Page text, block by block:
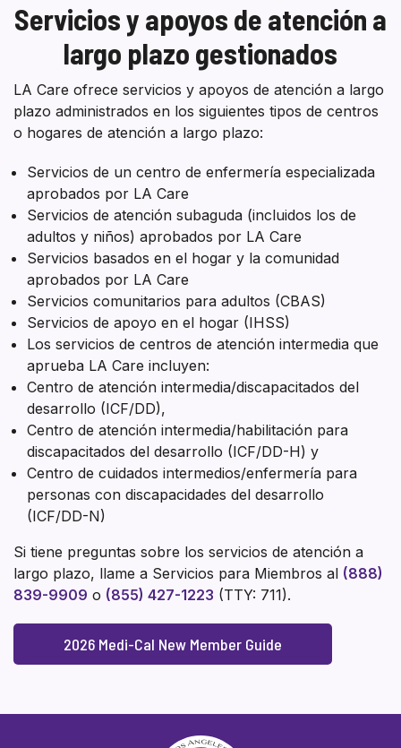
Servicios y apoyos de atención a
largo plazo gestionados
LA Care ofrece servicios y apoyos de atención a largo
plazo administrados en los siguientes tipos de centros
o hogares de atención a largo plazo:
Servicios de un centro de enfermería especializada
aprobados por LA Care
Servicios de atención subaguda (incluidos los de
adultos y niños) aprobados por LA Care
Servicios basados en el hogar y la comunidad
aprobados por LA Care
Servicios comunitarios para adultos (CBAS)
Servicios de apoyo en el hogar (IHSS)
Los servicios de centros de atención intermedia que
aprueba LA Care incluyen:
Centro de atención intermedia/discapacitados del
desarrollo (ICF/DD),
Centro de atención intermedia/habilitación para
discapacitados del desarrollo (ICF/DD-H) y
Centro de cuidados intermedios/enfermería para
personas con discapacidades del desarrollo
(ICF/DD-N)
Si tiene preguntas sobre los servicios de atención a
largo plazo, llame a Servicios para Miembros al (888)
839-9909 o (855) 427-1223 (TTY: 711).
2026 Medi-Cal New Member Guide